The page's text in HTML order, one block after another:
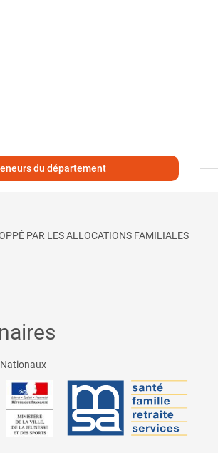
du département
PAR LES ALLOCATIONS FAMILIALES